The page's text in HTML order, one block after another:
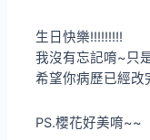
生日快樂!!!!!!!!!
我沒有忘記唷~只
希望你病歷已經改
PS.櫻花好美唷~~